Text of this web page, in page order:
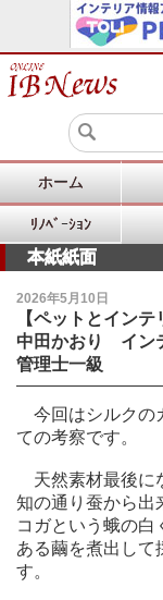
ホーム
ﾘﾉﾍﾞｰｼｮﾝ
本紙紙面
2026年5月10日
【ペットとイン
中田かおり イン
管理士一級
今回はシルクの
ての考察です。
天然素材最後に
知の通り蚕から出
コガという蛾の白
ある繭を煮出して
す。